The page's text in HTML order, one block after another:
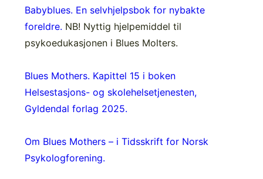
Babyblues. En selvhjelpsbok for nybakte
foreldre. NB! Nyttig hjelpemiddel til
psykoedukasjonen i Blues Molters.
Blues Mothers. Kapittel 15 i boken
Helsestasjons- og skolehelsetjenesten,
Gyldendal forlag 2025.
Om Blues Mothers – i Tidsskrift for Norsk
Psykologforening.